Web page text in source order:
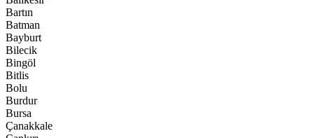
Bartın
Batman
Bayburt
Bilecik
Bingöl
Bitlis
Bolu
Burdur
Bursa
Çanakkale